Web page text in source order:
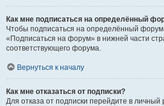
Как мне подписаться на определённый
Чтобы подписаться на определённый
«Подписаться на форум» в нижней части
соответствующего форума.
Вернуться к началу
Как мне отказаться от подписки?
Для отказа от подписки перейдите в